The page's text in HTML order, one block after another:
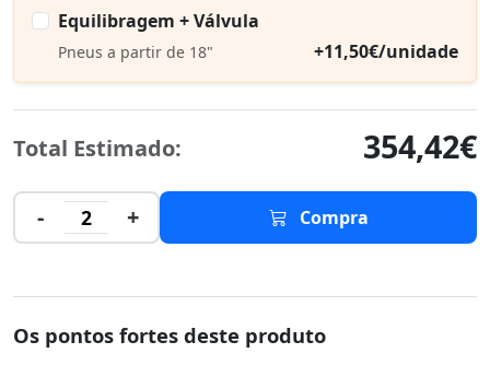
Equilibragem + Válvula
Pneus a partir de 18" +11,50€/unidade
Total Estimado: 354,42€
- 2 + Compra
Os pontos fortes deste produto